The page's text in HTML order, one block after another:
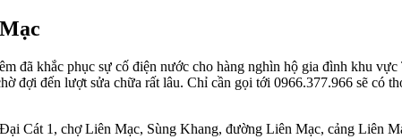
đã khắc phục sự cố điện nước cho hàng nghìn hộ gia đình khu
đợi đến lượt sửa chữa rất lâu. Chỉ cần gọi tới 0966.377.966 sẽ có
Cát 1, chợ Liên Mạc, Sùng Khang, đường Liên Mạc, cảng Liên